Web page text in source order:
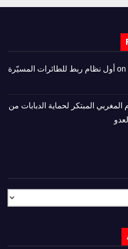
Skywire أول نظام ربط للطائرات المسيّرة
المغربي المبتكر لحماية الدبابات من